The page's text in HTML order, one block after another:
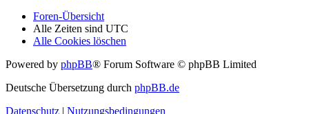
Foren-Übersicht
Alle Zeiten sind UTC
Alle Cookies löschen
Powered by phpBB® Forum Software © phpBB Limited
Deutsche Übersetzung durch phpBB.de
Datenschutz
Nutzungsbedingungen